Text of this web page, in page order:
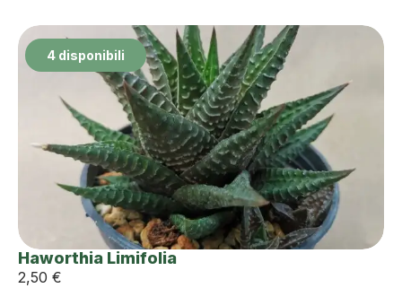
4 disponibili
Haworthia Limifolia
2,50 €